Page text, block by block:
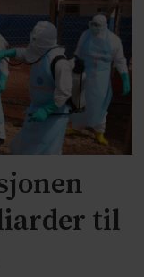
til